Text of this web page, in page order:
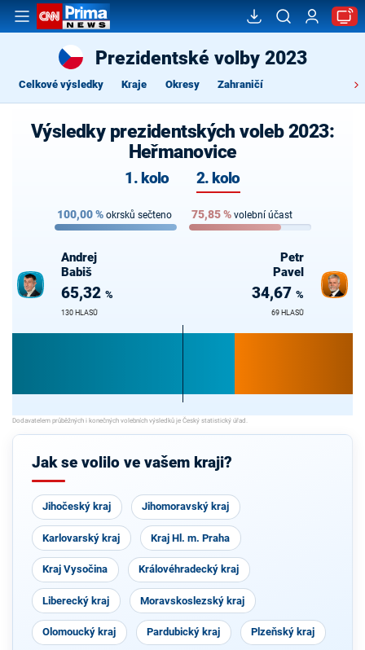
Prezidentské volby 2023
Celkové výsledky Kraje Okresy Zahraničí
Výsledky prezidentských voleb 2023:
Heřmanovice
1. kolo 2. kolo
100,00% okrsků sečteno 75,85% volební účast
Andrej
Babiš
65,32 %
130 HLASŮ
Petr
Pavel
34,67 %
69 HLASŮ
Jak se volilo ve vašem kraji?
Jihočeský kraj Jihomoravský kraj
Karlovarský kraj Kraj Hl. m. Praha
Kraj Vysočina Královéhradecký kraj
Liberecký kraj Moravskoslezský kraj
Olomoucký kraj Pardubický kraj Plzeňský kraj